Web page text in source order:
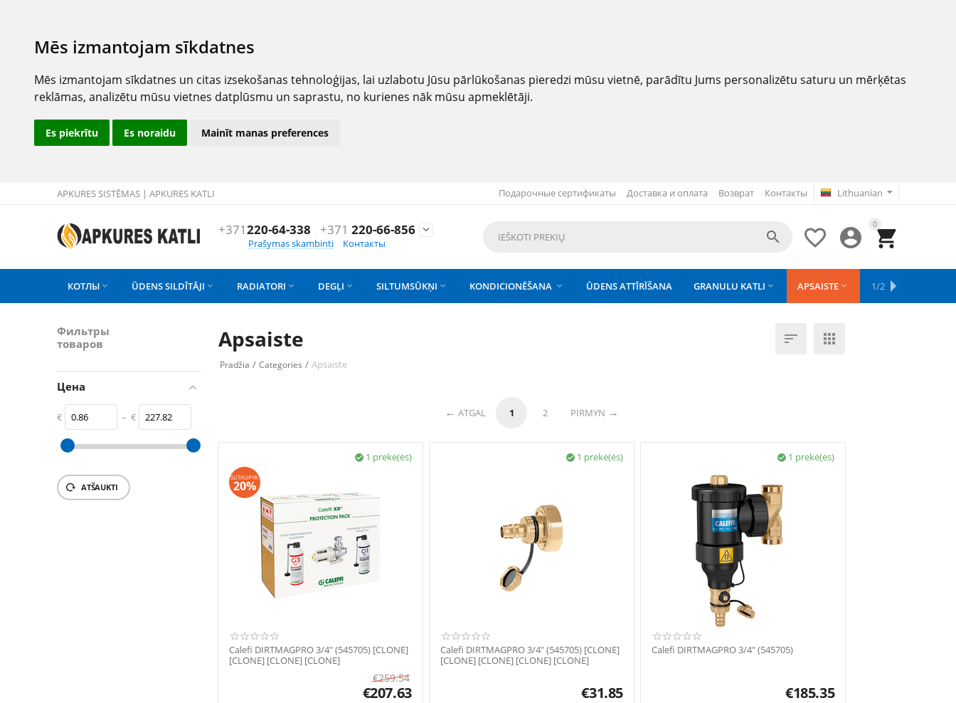
Mēs izmantojam sīkdatnes
Mēs izmantojam sīkdatnes un citas izsekošanas tehnoloģijas, lai uzlabotu Jūsu pārlūkošanas pieredzi mūsu vietnē, parādītu Jums personalizētu saturu un mērķētas
reklāmas, analizētu mūsu vietnes datplūsmu un saprastu, no kurienes nāk mūsu apmeklētāji.
Es piekrītu Es noraidu Mainīt manas preferences
APKURES SISTĒMAS | APKURES KATLI Lithuanian
Подарочные сертификаты Доставка и оплата Возврат Контакты
+371220-64-338 +371 220-66-856

Prašymas skambinti
Контакты
0




КОТЛЫ  ŪDENS SILDĪTĀJI  RADIATORI  DEGĻI  SILTUMSŪKŅI  KONDICIONĒŠANA  ŪDENS ATTĪRĪŠANA GRANULU KATLI  APSAISTE  REZERVES DAĻAS
1/2
Фильтры
товаров
Цена
€ – €
0.86 227.82
ATŠAUKTI
Apsaiste
Pradžia / Categories / Apsaiste
ATGAL 1 2 PIRMYN
 
1 prekė(ės)

SUTAUPYK
20%
Calefi DIRTMAGPRO 3/4" (545705) [CLONE]
[CLONE] [CLONE] [CLONE]
€259.54
€207.63
1 prekė(ės)

Calefi DIRTMAGPRO 3/4" (545705) [CLONE]
[CLONE] [CLONE] [CLONE] [CLONE]
€31.85
1 prekė(ės)

Calefi DIRTMAGPRO 3/4" (545705)
€185.35